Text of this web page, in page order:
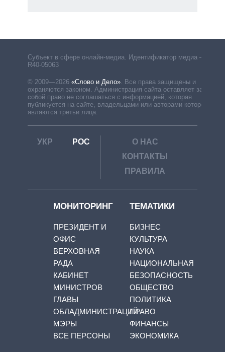
Субъект в сфере онлайн-медиа. Идентификатор медиа –
R40-05063
© 2009—2026 «Слово и Дело»
Все права защищены и
охраняются законом. Администрация сайта оставляет за
собой право не соглашаться с информацией, которая
публикуется на сайте, владельцами или авторами которой
являются третьи лица.
УКР РОС
О НАС
КОНТАКТЫ
ПРАВИЛА
МОНИТОРИНГ
ПРЕЗИДЕНТ И
ОФИС
ВЕРХОВНАЯ
РАДА
КАБИНЕТ
МИНИСТРОВ
ГЛАВЫ
ОБЛАДМИНИСТРАЦИЙ
МЭРЫ
ВСЕ ПЕРСОНЫ
ТЕМАТИКИ
БИЗНЕС
КУЛЬТУРА
НАУКА
НАЦИОНАЛЬНАЯ
БЕЗОПАСНОСТЬ
ОБЩЕСТВО
ПОЛИТИКА
ПРАВО
ФИНАНСЫ
ЭКОНОМИКА